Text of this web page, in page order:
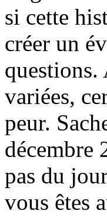
si cette
créer un
questions.
variées,
peur.
décembre
pas du
vous êtes